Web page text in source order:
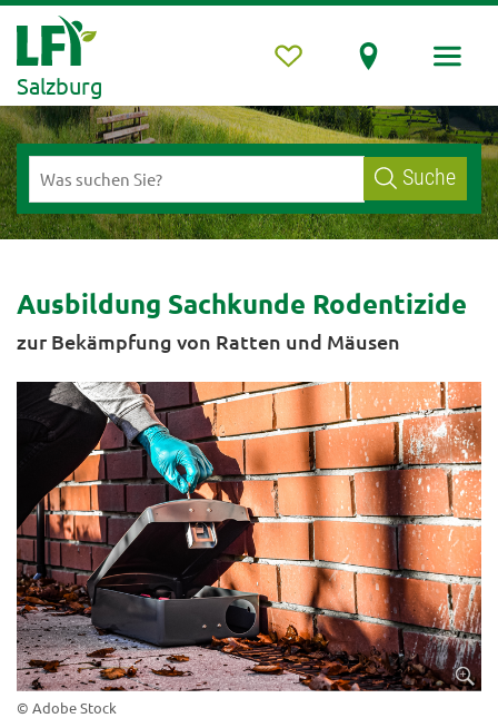
Salzburg
Suche
Ausbildung Sachkunde Rodentizide
zur Bekämpfung von Ratten und Mäusen
© Adobe Stock